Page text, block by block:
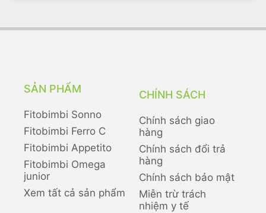
SẢN PHẨM
Fitobimbi Sonno
Fitobimbi Ferro C
Fitobimbi Appetito
Fitobimbi Omega
junior
Xem tất cả sản phẩm
CHÍNH SÁCH
Chính sách giao
hàng
Chính sách đổi trả
hàng
Chính sách bảo mật
Miễn trừ trách
nhiệm y tế